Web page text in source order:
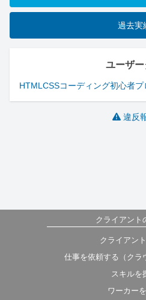
過去実
ユーザ
HTML CSSコーディング初心者プ
違反
クライアント
クライアン
仕事を依頼する（クラ
スキルを
ワーカー